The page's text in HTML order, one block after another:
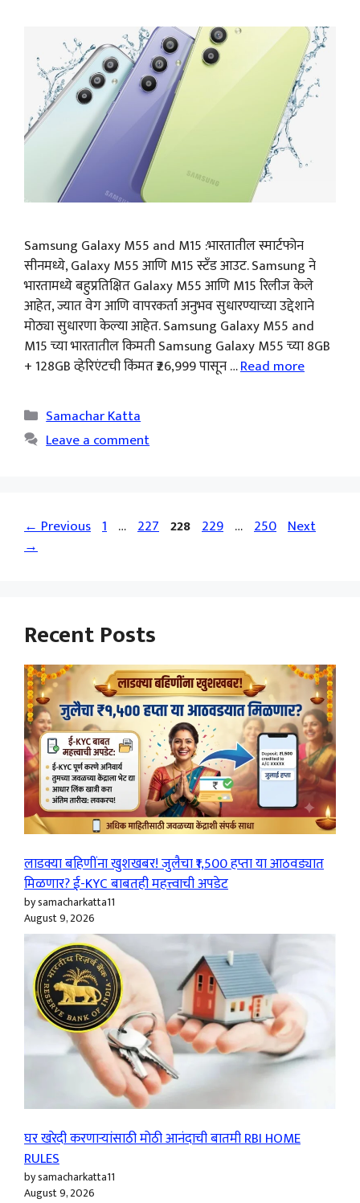
Samsung Galaxy M55 and M15 :भारतातील स्मार्टफोन
सीनमध्ये, Galaxy M55 आणि M15 स्टँड आउट. Samsung ने
भारतामध्ये बहुप्रतिक्षित Galaxy M55 आणि M15 रिलीज केले
आहेत, ज्यात वेग आणि वापरकर्ता अनुभव सुधारण्याच्या उद्देशाने
मोठ्या सुधारणा केल्या आहेत. Samsung Galaxy M55 and
M15 च्या भारतातील किमती Samsung Galaxy M55 च्या 8GB
+ 128GB व्हेरिएंटची किंमत ₹26,999 पासून …Read more
Categories
Samachar Katta
Leave a comment
←Previous Page
1 … Page
227 Page
228 Page
229 … Page
250 Next
→
Recent Posts
लाडक्या बहिणींना खुशखबर! जुलैचा ₹1,500 हप्ता या आठवड्यात
मिळणार? ई-KYC बाबतही महत्त्वाची अपडेट
by samacharkatta11
August 9, 2026
घर खरेदी करणाऱ्यांसाठी मोठी आनंदाची बातमी RBI HOME
RULES
by samacharkatta11
August 9, 2026